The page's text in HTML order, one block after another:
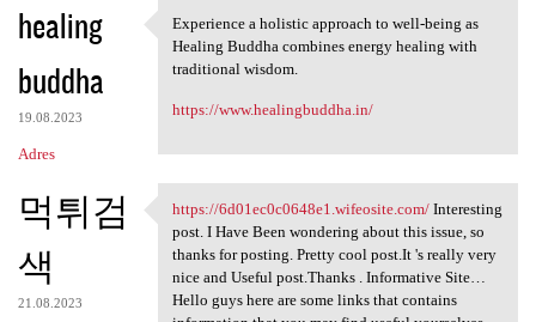
healing
buddha
19.08.2023
Adres
Experience a holistic
Experience a holistic approach to well-being as
Healing Buddha combines energy healing with
traditional wisdom.
https://www.healingbuddha.in/
먹튀검
색
21.08.2023
https://6d01ec0c0648e1
https://6d01ec0c0648e1.wifeosite.com/Interesting
post. I Have Been wondering about this issue, so
thanks for posting. Pretty cool post.It 's really very
nice and Useful post.Thanks . Informative Site…
Hello guys here are some links that contains